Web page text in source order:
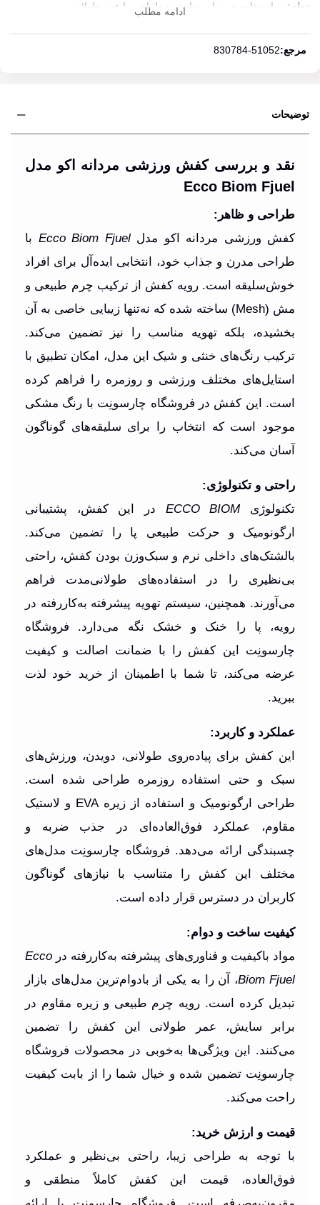
دوام: مواد مقاوم در برابر سایش و طراحی با عمر طولانی
روزمره
سایر ویژگی‌ها:ضد لغزش، مناسب برای شرایط آب و هوایی مختلف،
ادامه مطلب
مرجع:830784-51052
توضیحات
نقد و بررسی کفش ورزشی مردانه اکو مدل
Ecco Biom Fjuel
طراحی و ظاهر:
کفش ورزشی مردانه اکو مدلEcco Biom Fjuel با
طراحی مدرن و جذاب خود، انتخابی ایده‌آل برای افراد
خوش‌سلیقه است. رویه کفش از ترکیب چرم طبیعی و
مش (Mesh) ساخته شده که نه‌تنها زیبایی خاصی به آن
بخشیده، بلکه تهویه مناسب را نیز تضمین می‌کند.
ترکیب رنگ‌های خنثی و شیک این مدل، امکان تطبیق با
استایل‌های مختلف ورزشی و روزمره را فراهم کرده
است. این کفش در فروشگاه چارسونِت با رنگ‌ مشکی
موجود است که انتخاب را برای سلیقه‌های گوناگون
آسان می‌کند.
راحتی و تکنولوژی:
تکنولوژی ECCO BIOM در این کفش، پشتیبانی
ارگونومیک و حرکت طبیعی پا را تضمین می‌کند.
بالشتک‌های داخلی نرم و سبک‌وزن بودن کفش، راحتی
بی‌نظیری را در استفاده‌های طولانی‌مدت فراهم
می‌آورند. همچنین، سیستم تهویه پیشرفته به‌کاررفته در
رویه، پا را خنک و خشک نگه می‌دارد. فروشگاه
چارسونِت این کفش را با ضمانت اصالت و کیفیت
عرضه می‌کند، تا شما با اطمینان از خرید خود لذت
ببرید.
عملکرد و کاربرد:
این کفش برای پیاده‌روی طولانی، دویدن، ورزش‌های
سبک و حتی استفاده روزمره طراحی شده است.
طراحی ارگونومیک و استفاده از زیره EVA و لاستیک
مقاوم، عملکرد فوق‌العاده‌ای در جذب ضربه و
چسبندگی ارائه می‌دهد. فروشگاه چارسونِت مدل‌های
مختلف این کفش را متناسب با نیازهای گوناگون
کاربران در دسترس قرار داده است.
کیفیت ساخت و دوام:
مواد باکیفیت و فناوری‌های پیشرفته به‌کاررفته در Ecco
Biom Fjuel، آن را به یکی از بادوام‌ترین مدل‌های بازار
تبدیل کرده است. رویه چرم طبیعی و زیره مقاوم در
برابر سایش، عمر طولانی این کفش را تضمین
می‌کنند. این ویژگی‌ها به‌خوبی در محصولات فروشگاه
چارسونِت تضمین شده و خیال شما را از بابت کیفیت
راحت می‌کند.
قیمت و ارزش خرید:
با توجه به طراحی زیبا، راحتی بی‌نظیر و عملکرد
فوق‌العاده، قیمت این کفش کاملاً منطقی و